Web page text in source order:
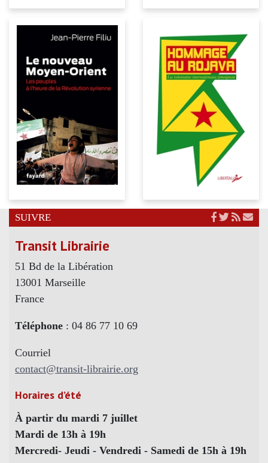
SUIVRE
Transit Librairie
51 Bd de la Libération
13001 Marseille
France
Téléphone : 04 86 77 10 69
Courriel
contact@transit-librairie.org
Horaires d’été
À partir du mardi 7 juillet
Mardi de 13h à 19h
Mercredi- Jeudi - Vendredi - Samedi de 15h à 19h